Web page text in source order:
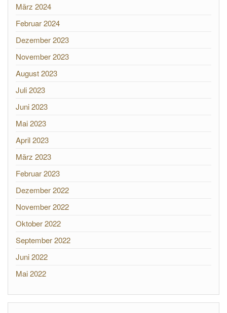
März 2024
Februar 2024
Dezember 2023
November 2023
August 2023
Juli 2023
Juni 2023
Mai 2023
April 2023
März 2023
Februar 2023
Dezember 2022
November 2022
Oktober 2022
September 2022
Juni 2022
Mai 2022